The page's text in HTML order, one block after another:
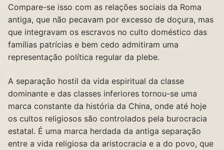
Compare-se isso com as relações sociais da Roma
antiga, que não pecavam por excesso de doçura, mas
que integravam os escravos no culto doméstico das
famílias patrícias e bem cedo admitiram uma
representação política regular da plebe.
A separação hostil da vida espiritual da classe
dominante e das classes inferiores tornou-se uma
marca constante da história da China, onde até hoje
os cultos religiosos são controlados pela burocracia
estatal. É uma marca herdada da antiga separação
entre a vida religiosa da aristocracia e a do povo, que